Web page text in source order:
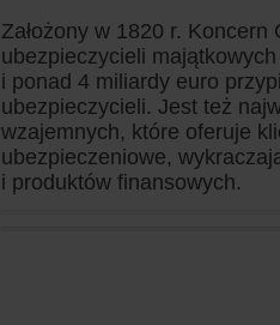
Założony w 1820 r.
ubezpieczycieli
i ponad 4 miliardy euro
ubezpieczycieli. Jest też
wzajemnych, które oferuje
ubezpieczeniowe,
i produktów finansowych.